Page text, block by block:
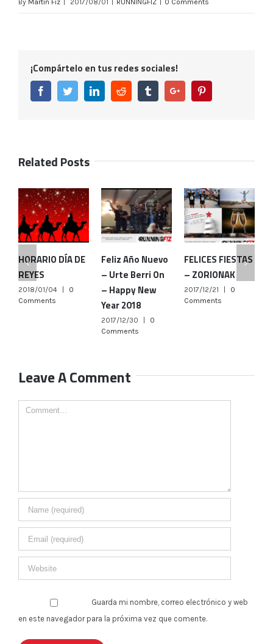
By Martín Fiz 2017/08/01 RUNNINGFIZ 0 Comments
¡Compártelo en tus redes sociales!
FacebookTwitterLinkedinReddit TumblrGoogle+
Related Posts
HORARIO DÍA DE
REYES
2018/01/04
0
Comments
Feliz Año Nuevo
– Urte Berri On
– Happy New
Year 2018
2017/12/30
0
Comments
FELICES FIESTAS
– ZORIONAK
2017/12/21
0
Comments
Leave A Comment
Comment
Guarda mi nombre, correo electrónico y web
en este navegador para la próxima vez que comente.